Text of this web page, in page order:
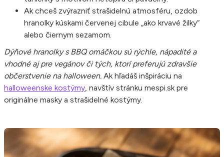
Ak chceš zvýrazniť strašidelnú atmosféru, ozdob
hranolky kúskami červenej cibule „ako krvavé žilky“
alebo čiernym sezamom.
Dýňové hranolky s BBQ omáčkou sú rýchle, nápadité a
vhodné aj pre vegánov či tých, ktorí preferujú zdravšie
občerstvenie na halloween. Ak hľadáš inšpiráciu na
halloweenske kostýmy , navštív stránku mespi.sk pre
originálne masky a strašidelné kostýmy.